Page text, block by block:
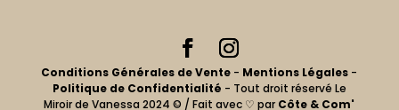
Conditions Générales de Vente - Mentions Légales -
Politique de Confidentialité - Tout droit réservé Le
Miroir de Vanessa 2024 © / Fait avec ♡ par Côte & Com'